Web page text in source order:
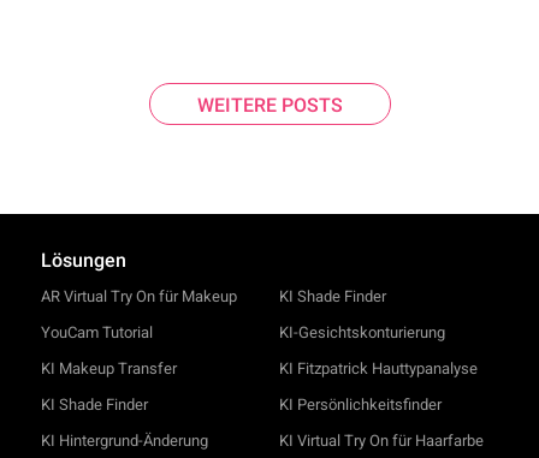
WEITERE POSTS
Lösungen
AR Virtual Try On für Makeup
YouCam Tutorial
KI Makeup Transfer
KI Shade Finder
KI Hintergrund-Änderung
KI Shade Finder
KI-Gesichtskonturierung
KI Fitzpatrick Hauttypanalyse
KI Persönlichkeitsfinder
KI Virtual Try On für Haarfarbe